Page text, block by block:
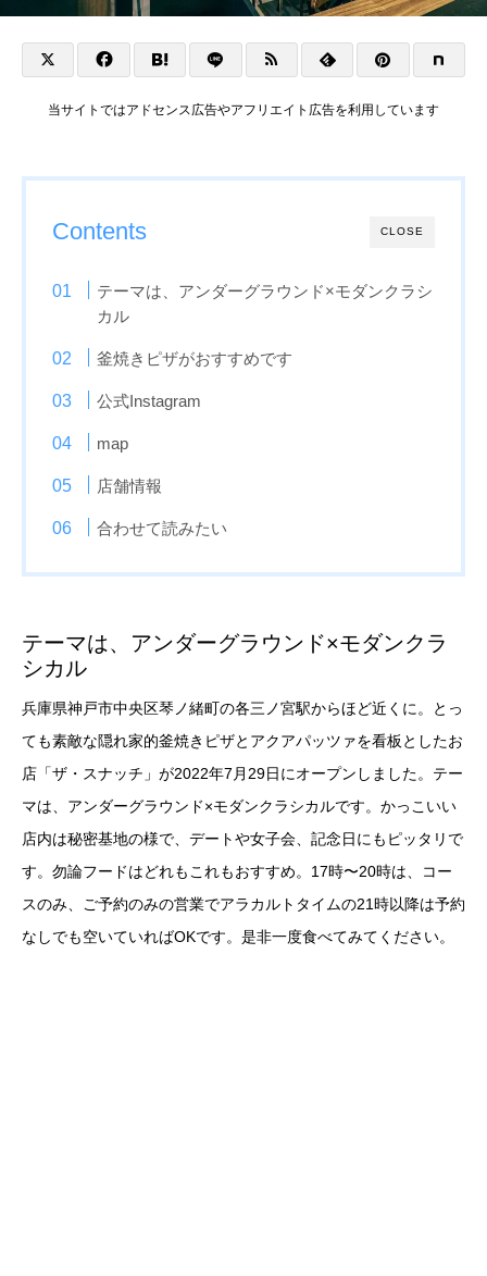
当サイトではアドセンス広告やアフリエイト広告を利用しています
CLOSE
Contents
テーマは、アンダーグラウンド×モダンクラシ
カル
釜焼きピザがおすすめです
公式Instagram
map
店舗情報
合わせて読みたい
テーマは、アンダーグラウンド×モダンクラ
シカル
兵庫県神戸市中央区琴ノ緒町の各三ノ宮駅からほど近くに。とっ
ても素敵な隠れ家的釜焼きピザとアクアパッツァを看板としたお
店「ザ・スナッチ」が2022年7月29日にオープンしました。テー
マは、アンダーグラウンド×モダンクラシカルです。かっこいい
店内は秘密基地の様で、デートや女子会、記念日にもピッタリで
す。勿論フードはどれもこれもおすすめ。17時〜20時は、コー
スのみ、ご予約のみの営業でアラカルトタイムの21時以降は予約
なしでも空いていればOKです。是非一度食べてみてください。